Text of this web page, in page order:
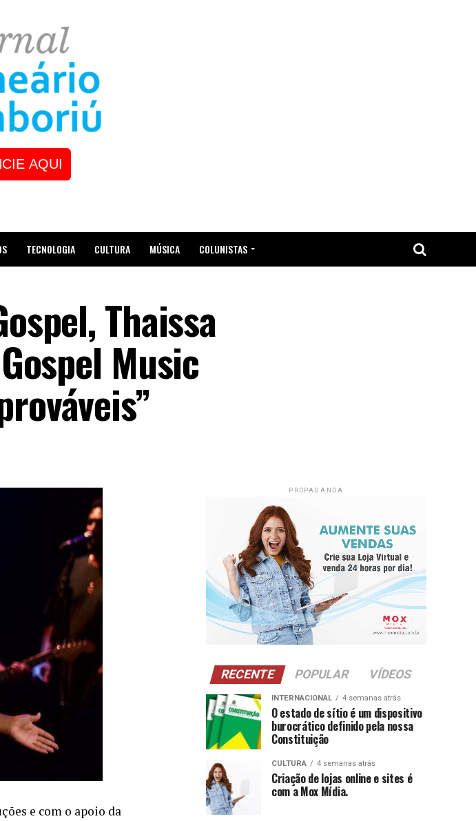
AQUI
TECNOLOGIA CULTURA MÚSICA COLUNISTAS
Thaissa
Music
e com o apoio da
PROPAGANDA
RECENTE POPULAR VÍDEOS
INTERNACIONAL 4 semanas atrás
O estado de sítio é um dispositivo
burocrático definido pela nossa
Constituição
CULTURA 4 semanas atrás
Criação de lojas online e sites é
com a Mox Mídia.